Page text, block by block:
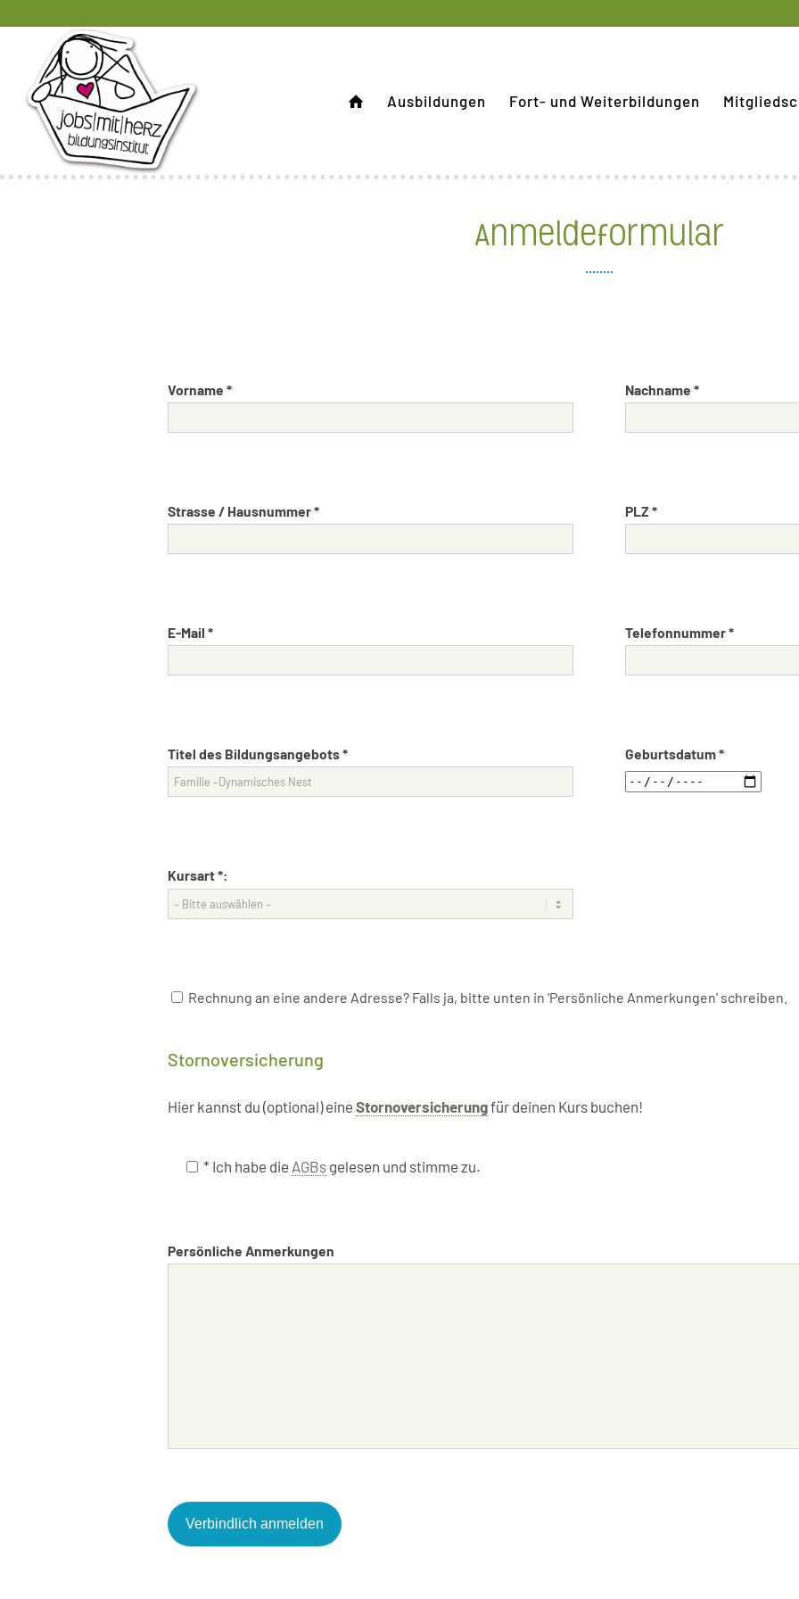
Ausbildungen Fort- und Weiterbildungen
Anmeldeformular
Vorname * Nachname *
Strasse / Hausnummer * PLZ *
E-Mail * Telefonnummer *
Titel des Bildungsangebots * Geburtsdatum *
Kursart *:
Rechnung an eine andere Adresse? Falls ja, bitte unten in 'Persönliche Anmerkungen' schreiben.
Stornoversicherung
Hier kannst du (optional) eine Stornoversicherungfür deinen Kurs buchen!
* Ich habe die AGBs gelesen und stimme zu.
Persönliche Anmerkungen